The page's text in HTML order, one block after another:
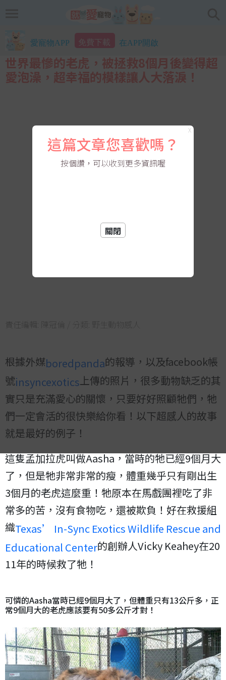
愛寵物APP 免費下載 在APP開啟
世界最慘的老虎，被拯救8個月後變得超
愛泡澡，超幸福的模樣讓人大落淚！
責任編輯: 陳冠倫 / 分類: 野生動物感人
根據外媒boredpanda的報導，以及facebook帳
號insyncexotics 上傳的照片，很多動物缺乏的其
實只是充滿愛心的關懷，只要好好照顧牠們，牠
們一定會活的很快樂給你看！以下超感人的故事
就是最好的例子！
這隻孟加拉虎叫做Aasha，當時的牠已經9個月大
了，但是牠非常非常的瘦，體重幾乎只有剛出生
3個月的老虎這麼重！牠原本在馬戲團裡吃了非
常多的苦，沒有食物吃，還被欺負！好在救援組
織Texas’ In-Sync Exotics Wildlife Rescue and
Educational Center的創辦人Vicky Keahey在20
11年的時候救了牠！
可憐的Aasha當時已經9個月大了，但體重只有13公斤多，正
常9個月大的老虎應該要有50多公斤才對！
X
這篇文章您喜歡嗎？
按個讚，可以收到更多資訊喔
關閉